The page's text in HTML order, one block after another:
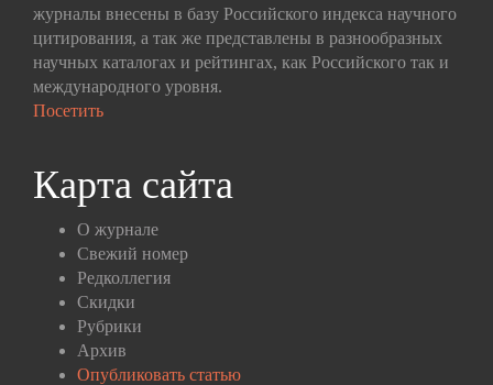
журналы внесены в базу Российского индекса научного
цитирования, а так же представлены в разнообразных
научных каталогах и рейтингах, как Российского так и
международного уровня.
Посетить
Карта сайта
О журнале
Свежий номер
Редколлегия
Скидки
Рубрики
Архив
Опубликовать статью